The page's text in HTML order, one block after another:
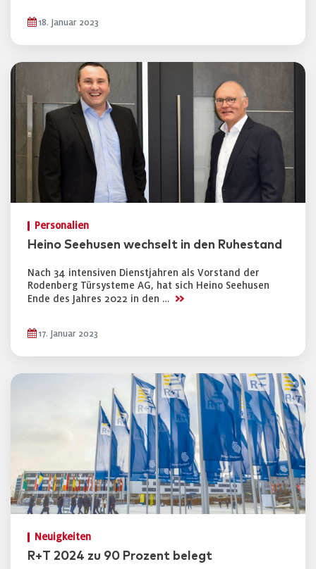
18. Januar 2023
Personalien
Heino Seehusen wechselt in den Ruhestand
Nach 34 intensiven Dienstjahren als Vorstand der
Rodenberg Türsysteme AG, hat sich Heino Seehusen
Ende des Jahres 2022 in den … >>
17. Januar 2023
Neuigkeiten
R+T 2024 zu 90 Prozent belegt